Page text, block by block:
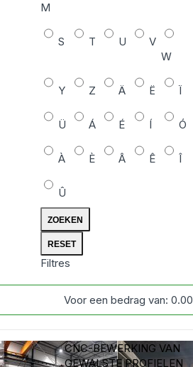
M
S T U
V
W
Y Z Ä Ë Ï
Ü Á É Í Ó
À È Â Ê Î
Û
Filtres
Voor een bedrag van: 0.00
CNC-BEWERKING VAN
GEWALSTE PROFIELEN